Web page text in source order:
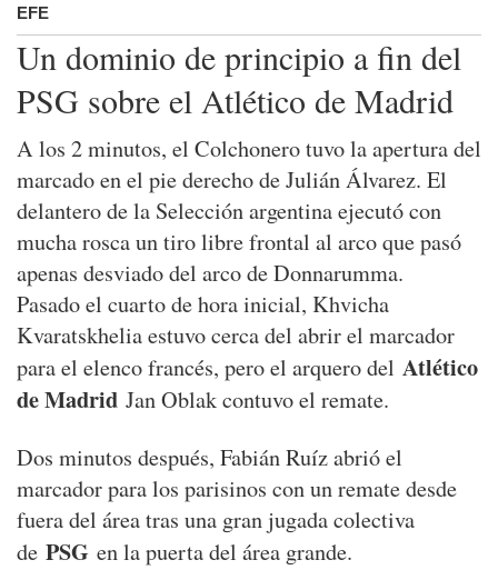
EFE
Un dominio de principio a fin del
PSG sobre el Atlético de Madrid
A los 2 minutos, el Colchonero tuvo la apertura del
marcado en el pie derecho de Julián Álvarez. El
delantero de la Selección argentina ejecutó con
mucha rosca un tiro libre frontal al arco que pasó
apenas desviado del arco de Donnarumma.
Pasado el cuarto de hora inicial, Khvicha
Kvaratskhelia estuvo cerca del abrir el marcador
para el elenco francés, pero el arquero del Atlético
de Madrid Jan Oblak contuvo el remate.
Dos minutos después, Fabián Ruíz abrió el
marcador para los parisinos con un remate desde
fuera del área tras una gran jugada colectiva
de PSG en la puerta del área grande.